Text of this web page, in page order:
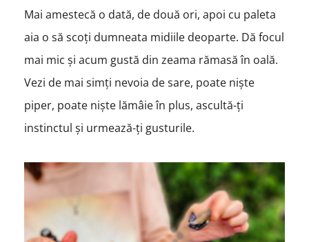
Mai amestecă o dată, de două ori, apoi cu paleta
aia o să scoți dumneata midiile deoparte. Dă focul
mai mic și acum gustă din zeama rămasă în oală.
Vezi de mai simți nevoia de sare, poate niște
piper, poate niște lămâie în plus, ascultă-ți
instinctul și urmează-ți gusturile.